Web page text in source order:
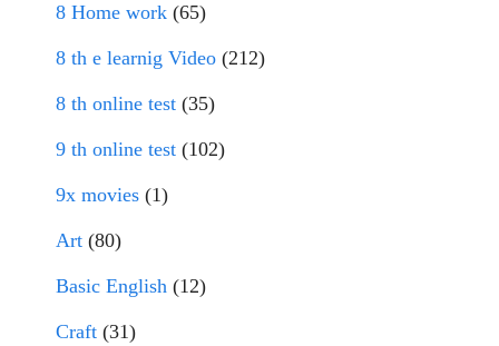
8 Home work (65)
8 th e learnig Video (212)
8 th online test (35)
9 th online test (102)
9x movies (1)
Art (80)
Basic English (12)
Craft (31)